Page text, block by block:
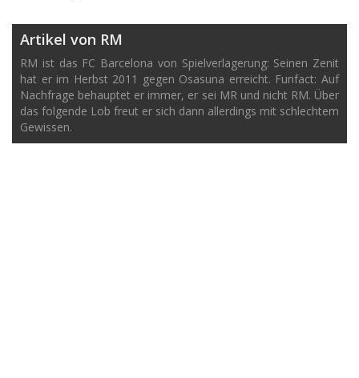
Artikel von RM
RM ist das FC Barcelona von Spielverlagerung: Seinen Zenit
hat er im Herbst 2011 gegen Osasuna erreicht. Funfact: Auf
Nachfrage behauptet er immer, er sei MR und nicht RM. Über
das folgende Lob freut er sich dann allerdings mit schlechtem
Gewissen.